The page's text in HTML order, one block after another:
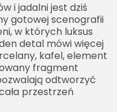
i jadalni jest dziś
gotowej scenografii
w których luksus
detal mówi więcej
kafel, element
fragment
odtworzyć
przestrzeń